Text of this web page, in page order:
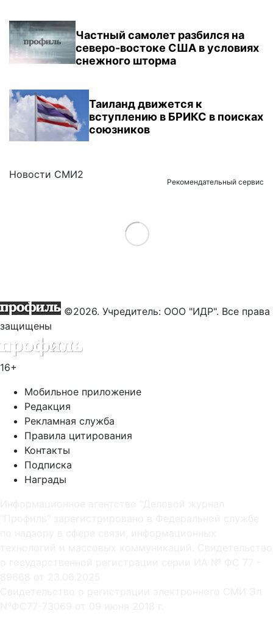
Частный самолет разбился на
северо-востоке США в условиях
снежного шторма
Таиланд движется к
вступлению в БРИКС в поисках
союзников
Новости СМИ2
Рекомендательный сервис
Load More
©2026. Учредитель: ООО "ИДР". Все права
защищены
16+
Мобильное приложение
Редакция
Рекламная служба
Правила цитирования
Контакты
Подписка
Награды